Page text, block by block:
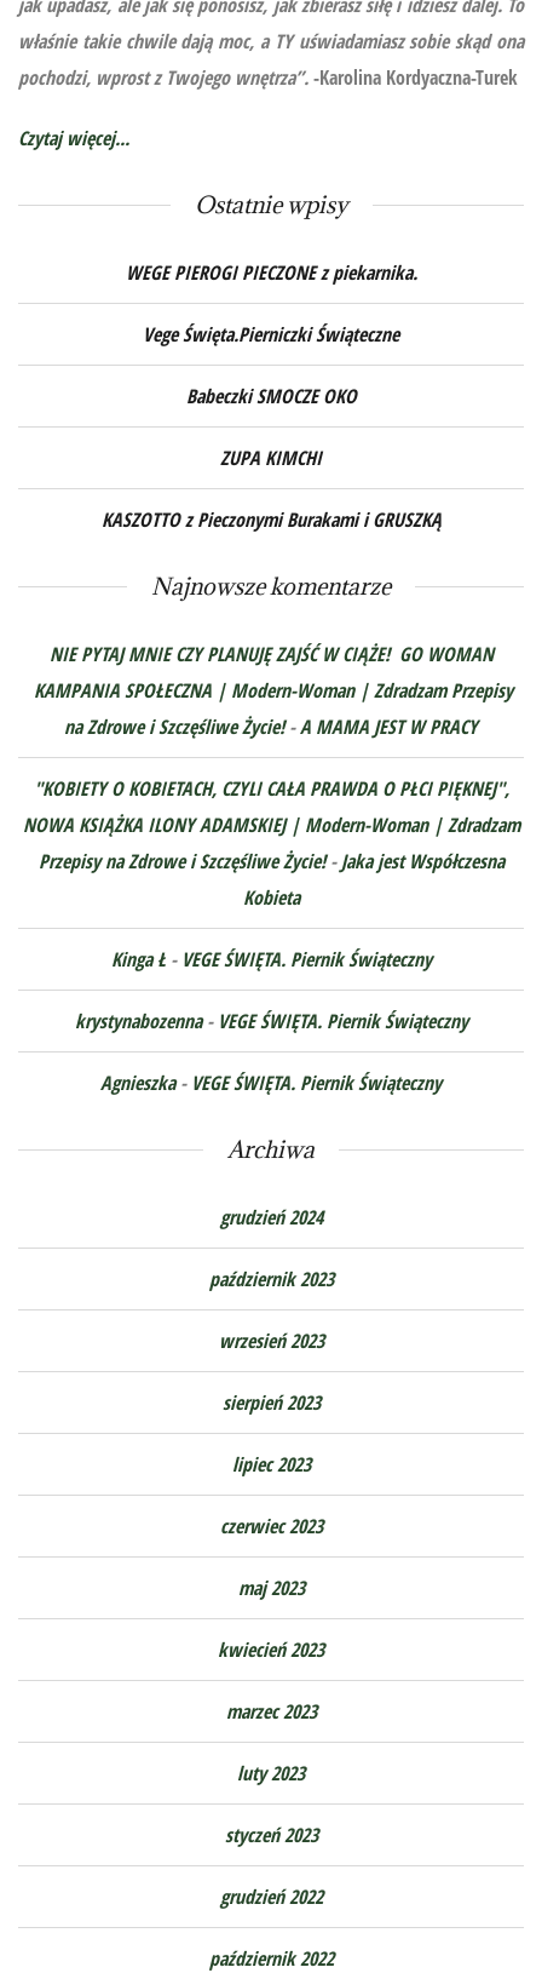
właśnie takie chwile dają moc, a TY uświadamiasz sobie skąd ona
pochodzi, wprost z Twojego wnętrza”.-Karolina Kordyaczna-Turek
Czytaj więcej...
Ostatnie wpisy
WEGE PIEROGI PIECZONE z piekarnika.
Vege Święta.Pierniczki Świąteczne
Babeczki SMOCZE OKO
ZUPA KIMCHI
KASZOTTO z Pieczonymi Burakami i GRUSZKĄ
Najnowsze komentarze
NIE PYTAJ MNIE CZY PLANUJĘ ZAJŚĆ W CIĄŻE! GO WOMAN
KAMPANIA SPOŁECZNA | Modern-Woman | Zdradzam Przepisy
na Zdrowe i Szczęśliwe Życie!-A MAMA JEST W PRACY
"KOBIETY O KOBIETACH, CZYLI CAŁA PRAWDA O PŁCI PIĘKNEJ",
NOWA KSIĄŻKA ILONY ADAMSKIEJ | Modern-Woman | Zdradzam
Przepisy na Zdrowe i Szczęśliwe Życie!-Jaka jest Współczesna
Kobieta
Kinga Ł- VEGE ŚWIĘTA. Piernik Świąteczny
krystynabozenna- VEGE ŚWIĘTA. Piernik Świąteczny
Agnieszka- VEGE ŚWIĘTA. Piernik Świąteczny
Archiwa
grudzień 2024
październik 2023
wrzesień 2023
sierpień 2023
lipiec 2023
czerwiec 2023
maj 2023
kwiecień 2023
marzec 2023
luty 2023
styczeń 2023
grudzień 2022
październik 2022